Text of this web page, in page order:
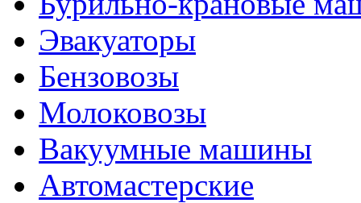
Эвакуаторы
Бензовозы
Молоковозы
Вакуумные машины
Автомастерские